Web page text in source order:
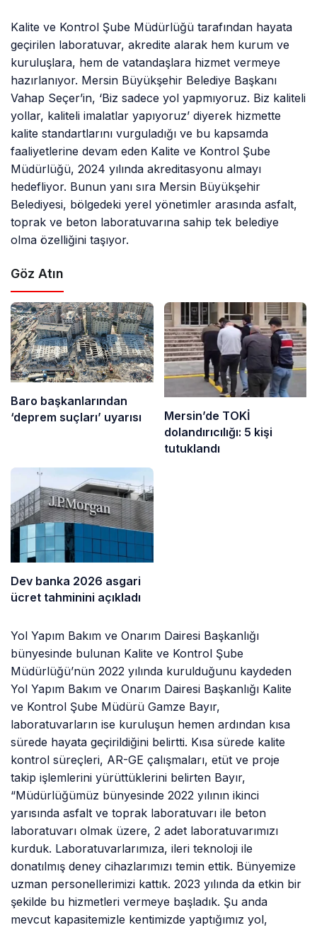
Kalite ve Kontrol Şube Müdürlüğü tarafından hayata
geçirilen laboratuvar, akredite alarak hem kurum ve
kuruluşlara, hem de vatandaşlara hizmet vermeye
hazırlanıyor. Mersin Büyükşehir Belediye Başkanı
Vahap Seçer’in, ‘Biz sadece yol yapmıyoruz. Biz kaliteli
yollar, kaliteli imalatlar yapıyoruz’ diyerek hizmette
kalite standartlarını vurguladığı ve bu kapsamda
faaliyetlerine devam eden Kalite ve Kontrol Şube
Müdürlüğü, 2024 yılında akreditasyonu almayı
hedefliyor. Bunun yanı sıra Mersin Büyükşehir
Belediyesi, bölgedeki yerel yönetimler arasında asfalt,
toprak ve beton laboratuvarına sahip tek belediye
olma özelliğini taşıyor.
Göz Atın
Baro başkanlarından
‘deprem suçları’ uyarısı
Mersin’de TOKİ
dolandırıcılığı: 5 kişi
tutuklandı
Dev banka 2026 asgari
ücret tahminini açıkladı
Yol Yapım Bakım ve Onarım Dairesi Başkanlığı
bünyesinde bulunan Kalite ve Kontrol Şube
Müdürlüğü’nün 2022 yılında kurulduğunu kaydeden
Yol Yapım Bakım ve Onarım Dairesi Başkanlığı Kalite
ve Kontrol Şube Müdürü Gamze Bayır,
laboratuvarların ise kuruluşun hemen ardından kısa
sürede hayata geçirildiğini belirtti. Kısa sürede kalite
kontrol süreçleri, AR-GE çalışmaları, etüt ve proje
takip işlemlerini yürüttüklerini belirten Bayır,
“Müdürlüğümüz bünyesinde 2022 yılının ikinci
yarısında asfalt ve toprak laboratuvarı ile beton
laboratuvarı olmak üzere, 2 adet laboratuvarımızı
kurduk. Laboratuvarlarımıza, ileri teknoloji ile
donatılmış deney cihazlarımızı temin ettik. Bünyemize
uzman personellerimizi kattık. 2023 yılında da etkin bir
şekilde bu hizmetleri vermeye başladık. Şu anda
mevcut kapasitemizle kentimizde yaptığımız yol,